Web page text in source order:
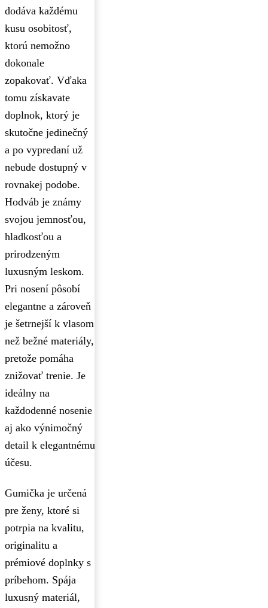
dodáva každému
kusu osobitosť,
ktorú nemožno
dokonale
zopakovať. Vďaka
tomu získavate
doplnok, ktorý je
skutočne jedinečný
a po vypredaní už
nebude dostupný v
rovnakej podobe.
Hodváb je známy
svojou jemnosťou,
hladkosťou a
prirodzeným
luxusným leskom.
Pri nosení pôsobí
elegantne a zároveň
je šetrnejší k vlasom
než bežné materiály,
pretože pomáha
znižovať trenie. Je
ideálny na
každodenné nosenie
aj ako výnimočný
detail k elegantnému
účesu.
Gumička je určená
pre ženy, ktoré si
potrpia na kvalitu,
originalitu a
prémiové doplnky s
príbehom. Spája
luxusný materiál,